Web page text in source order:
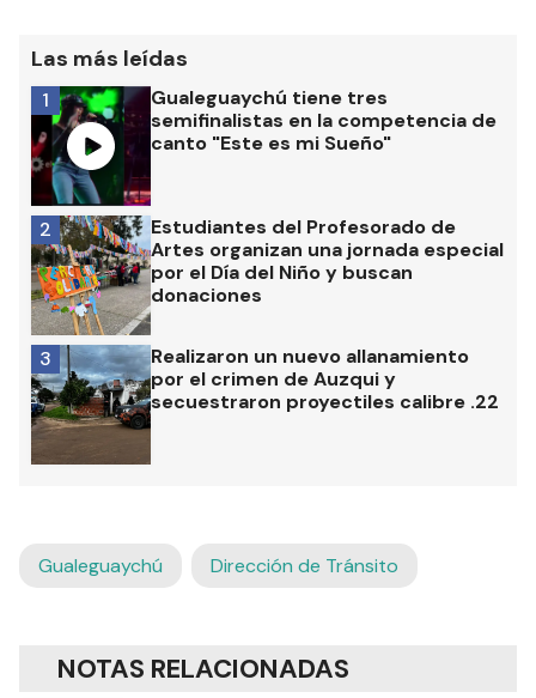
Las más leídas
Gualeguaychú tiene tres
semifinalistas en la competencia de
canto "Este es mi Sueño"
1
Estudiantes del Profesorado de
Artes organizan una jornada especial
por el Día del Niño y buscan
donaciones
2
Realizaron un nuevo allanamiento
por el crimen de Auzqui y
secuestraron proyectiles calibre .22
3
Gualeguaychú Dirección de Tránsito
NOTAS RELACIONADAS